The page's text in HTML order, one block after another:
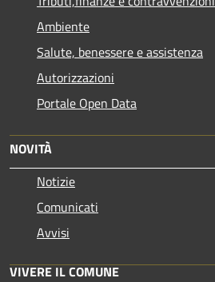
Ambiente
Salute, benessere e assistenza
Autorizzazioni
Portale Open Data
NOVITÀ
Notizie
Comunicati
Avvisi
VIVERE IL COMUNE